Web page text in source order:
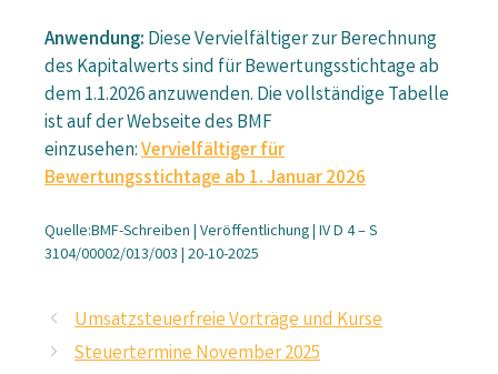
Anwendung: Diese Vervielfältiger zur Berechnung
des Kapitalwerts sind für Bewertungsstichtage ab
dem 1.1.2026 anzuwenden. Die vollständige Tabelle
ist auf der Webseite des BMF
einzusehen:Vervielfältiger für
Bewertungsstichtage ab 1. Januar 2026
Quelle:BMF-Schreiben | Veröffentlichung | IV D 4 – S
3104/00002/013/003 | 20-10-2025
Umsatzsteuerfreie Vorträge und Kurse
Steuertermine November 2025